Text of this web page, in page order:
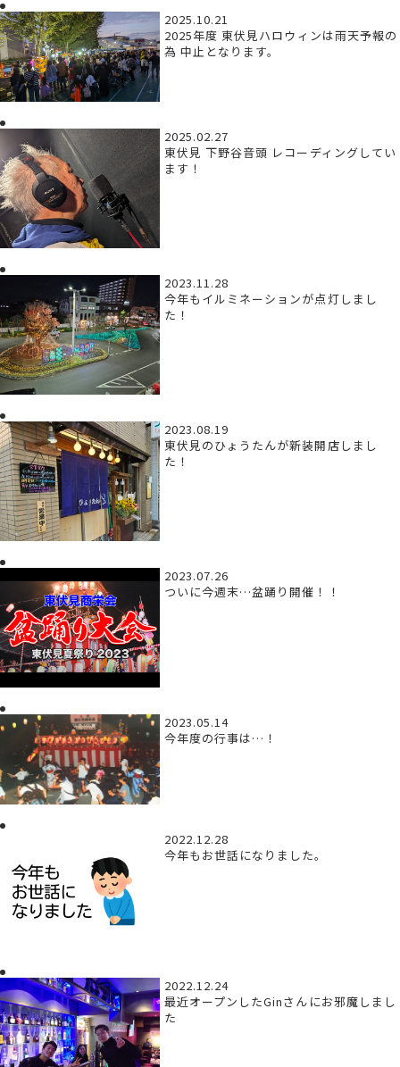
2025.10.21
2025年度 東伏見ハロウィンは雨天予報の
為 中止となります。
2025.02.27
東伏見 下野谷音頭 レコーディングしてい
ます！
2023.11.28
今年もイルミネーションが点灯しまし
た！
2023.08.19
東伏見のひょうたんが新装開店しまし
た！
2023.07.26
ついに今週末…盆踊り開催！！
2023.05.14
今年度の行事は…！
2022.12.28
今年もお世話になりました。
2022.12.24
最近オープンしたGinさんにお邪魔しまし
た